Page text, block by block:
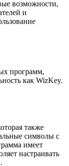
возможности,
и
программ,
как WizKey.
также
символы с
имеет
настраивать